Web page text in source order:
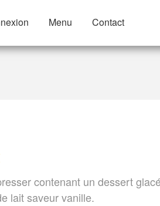
Menu Contact
contenant un dessert glacé
lait saveur vanille.